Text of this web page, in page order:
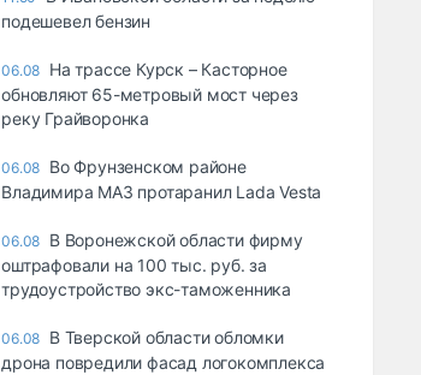
подешевел бензин
06.08 На трассе Курск – Касторное
обновляют 65-метровый мост через
реку Грайворонка
06.08 Во Фрунзенском районе
Владимира МАЗ протаранил Lada Vesta
06.08 В Воронежской области фирму
оштрафовали на 100 тыс. руб. за
трудоустройство экс-таможенника
06.08 В Тверской области обломки
дрона повредили фасад логокомплекса